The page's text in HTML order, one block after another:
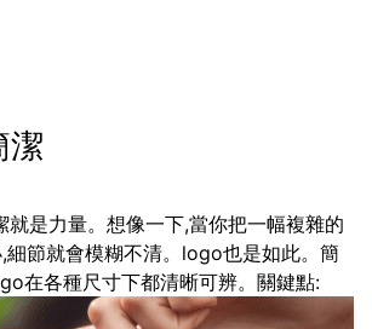
潔
是力量。想像一下,當你把一幅複雜的
細節就會模糊不清。logo也是如此。簡
在各種尺寸下都清晰可辨。關鍵點: